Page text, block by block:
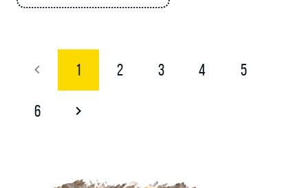
1 2 3 4 5
6